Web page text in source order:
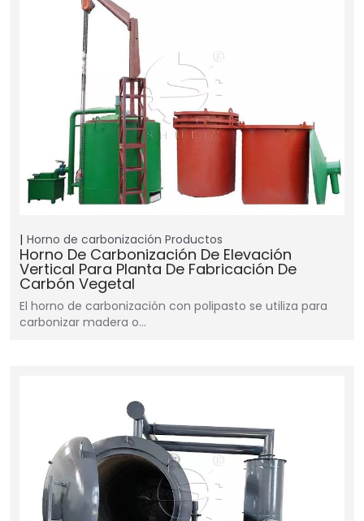
Horno de carbonización Productos
Horno De Carbonización De Elevación
Vertical Para Planta De Fabricación De
Carbón Vegetal
El horno de carbonización con polipasto se utiliza para
carbonizar madera o…